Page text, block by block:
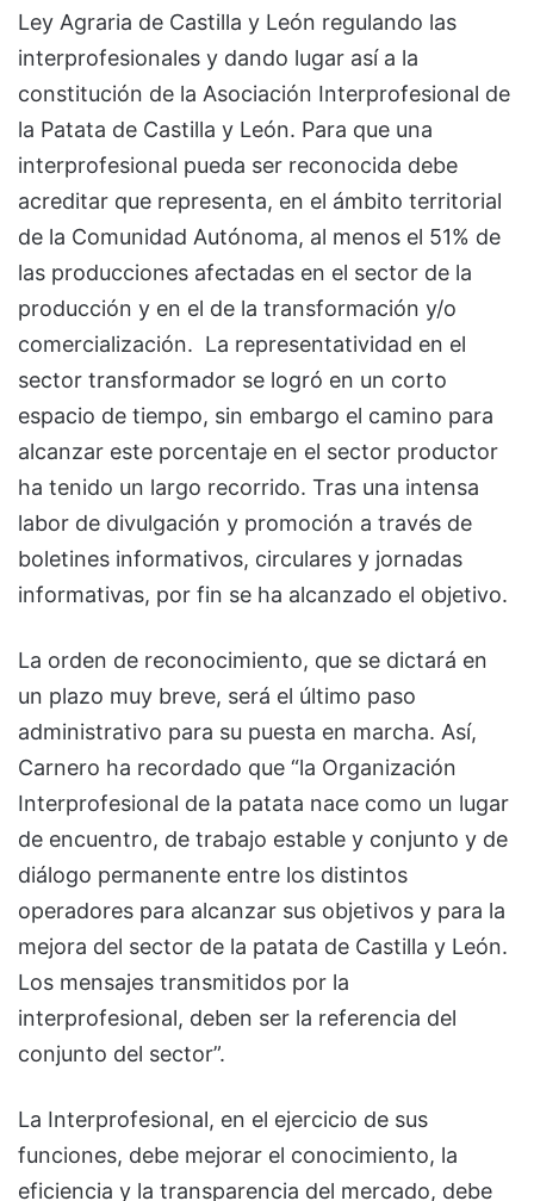
Ley Agraria de Castilla y León regulando las
interprofesionales y dando lugar así a la
constitución de la Asociación Interprofesional de
la Patata de Castilla y León. Para que una
interprofesional pueda ser reconocida debe
acreditar que representa, en el ámbito territorial
de la Comunidad Autónoma, al menos el 51% de
las producciones afectadas en el sector de la
producción y en el de la transformación y/o
comercialización. La representatividad en el
sector transformador se logró en un corto
espacio de tiempo, sin embargo el camino para
alcanzar este porcentaje en el sector productor
ha tenido un largo recorrido. Tras una intensa
labor de divulgación y promoción a través de
boletines informativos, circulares y jornadas
informativas, por fin se ha alcanzado el objetivo.
La orden de reconocimiento, que se dictará en
un plazo muy breve, será el último paso
administrativo para su puesta en marcha. Así,
Carnero ha recordado que “la Organización
Interprofesional de la patata nace como un lugar
de encuentro, de trabajo estable y conjunto y de
diálogo permanente entre los distintos
operadores para alcanzar sus objetivos y para la
mejora del sector de la patata de Castilla y León.
Los mensajes transmitidos por la
interprofesional, deben ser la referencia del
conjunto del sector”.
La Interprofesional, en el ejercicio de sus
funciones, debe mejorar el conocimiento, la
eficiencia y la transparencia del mercado, debe